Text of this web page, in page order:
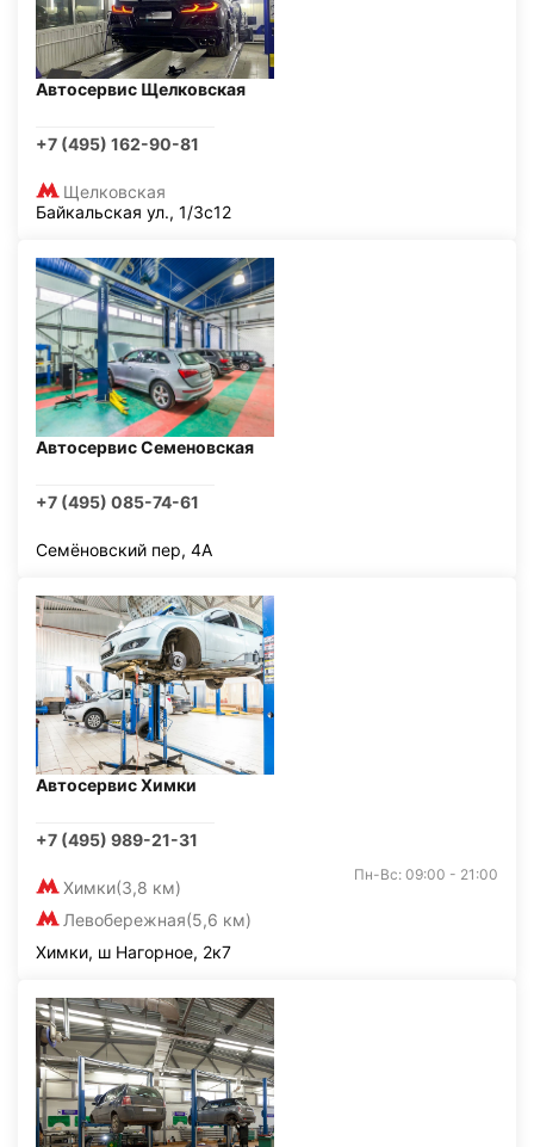
Автосервис Щелковская
+7 (495) 162-90-81
Щелковская
Байкальская ул., 1/3с12
Автосервис Семеновская
+7 (495) 085-74-61
Семёновский пер, 4А
Автосервис Химки
+7 (495) 989-21-31
Химки(3,8 км)
Левобережная(5,6 км)
Пн-Вс: 09:00 - 21:00
Химки, ш Нагорное, 2к7